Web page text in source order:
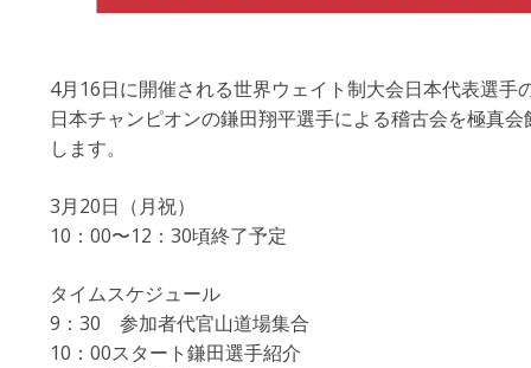
4月16日に開催される世界ウェイト制大会日本代表選手
日本チャンピオンの鎌田翔平選手による稽古会を極真
します。
3月20日（月祝）
10：00〜12：30頃終了予定
タイムスケジュール
9：30 参加者代官山道場集合
10：00スタート鎌田選手紹介